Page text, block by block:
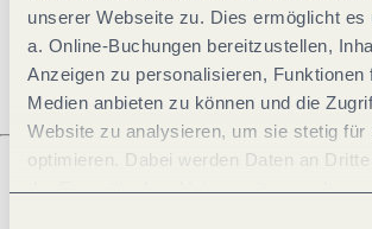
unserer Webseite zu. Dies ermöglicht es
a. Online-Buchungen bereitzustellen,
Anzeigen zu personalisieren, Funktionen
Medien anbieten zu können und die
Website zu analysieren, um sie stetig für
optimieren. Dabei werden Daten an
der Europäischen Union weitergegeben
Öffnungszeiten